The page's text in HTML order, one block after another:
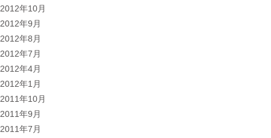
2012年10月
2012年9月
2012年8月
2012年7月
2012年4月
2012年1月
2011年10月
2011年9月
2011年7月